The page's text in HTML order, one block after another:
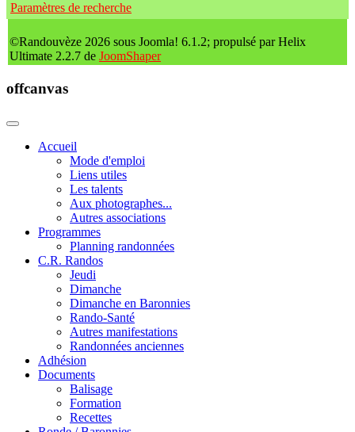
Paramètres de recherche
©Randouvèze 2026 sous Joomla! 6.1.2; propulsé par Helix
Ultimate 2.2.7 de JoomShaper
offcanvas
Accueil
Mode d'emploi
Liens utiles
Les talents
Aux photographes...
Autres associations
Programmes
Planning randonnées
C.R. Randos
Jeudi
Dimanche
Dimanche en Baronnies
Rando-Santé
Autres manifestations
Randonnées anciennes
Adhésion
Documents
Balisage
Formation
Recettes